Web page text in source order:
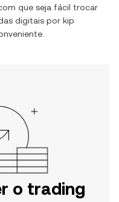
que seja fácil trocar
digitais por kip
o trading